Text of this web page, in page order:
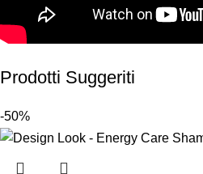
Prodotti Suggeriti
-50%